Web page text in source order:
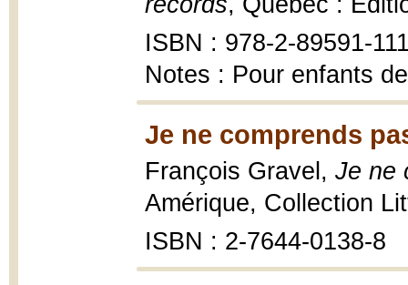
ISBN : 978-2-89591-
Notes : Pour enfants
Je ne comprends
François Gravel, Je ne
Amérique, Collection
ISBN : 2-7644-0138-8